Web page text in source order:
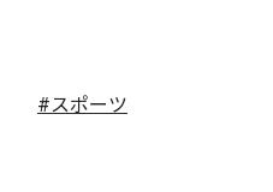
#スポーツ